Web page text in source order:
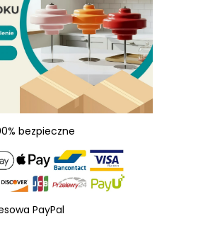
bezpieczne
PayPal